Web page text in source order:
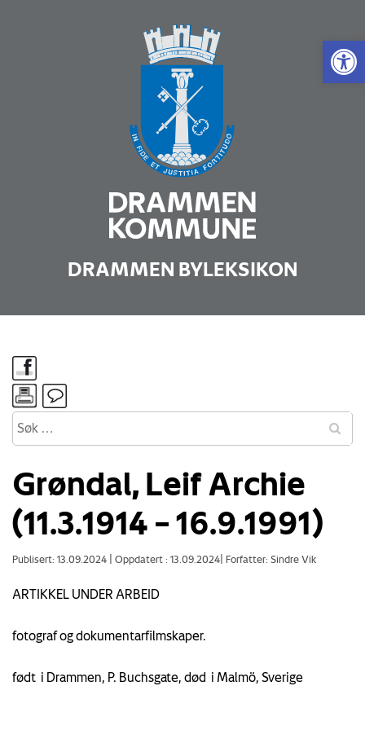
Vis
DRAMMEN BYLEKSIKON
Grøndal, Leif Archie
(11.3.1914 – 16.9.1991)
Publisert: 13.09.2024 Oppdatert : 13.09.2024 Forfatter: Sindre Vik
ARTIKKEL UNDER ARBEID
fotograf og dokumentarfilmskaper.
født i Drammen, P. Buchsgate, død i Malmö, Sverige